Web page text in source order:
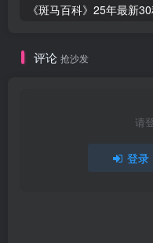
评论 抢沙发
请
登录